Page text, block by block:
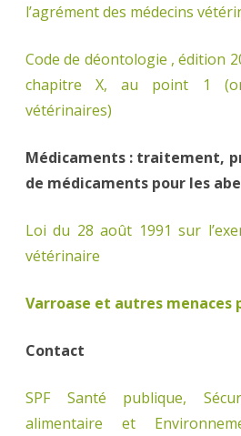
l’agrément des médecins
Code de déontologie , édition
chapitre X, au point 1
vétérinaires)
Médicaments : traitement,
de médicaments pour les
Loi du 28 août 1991 sur
vétérinaire
Varroase et autres menaces
Contact
SPF Santé publique,
alimentaire et